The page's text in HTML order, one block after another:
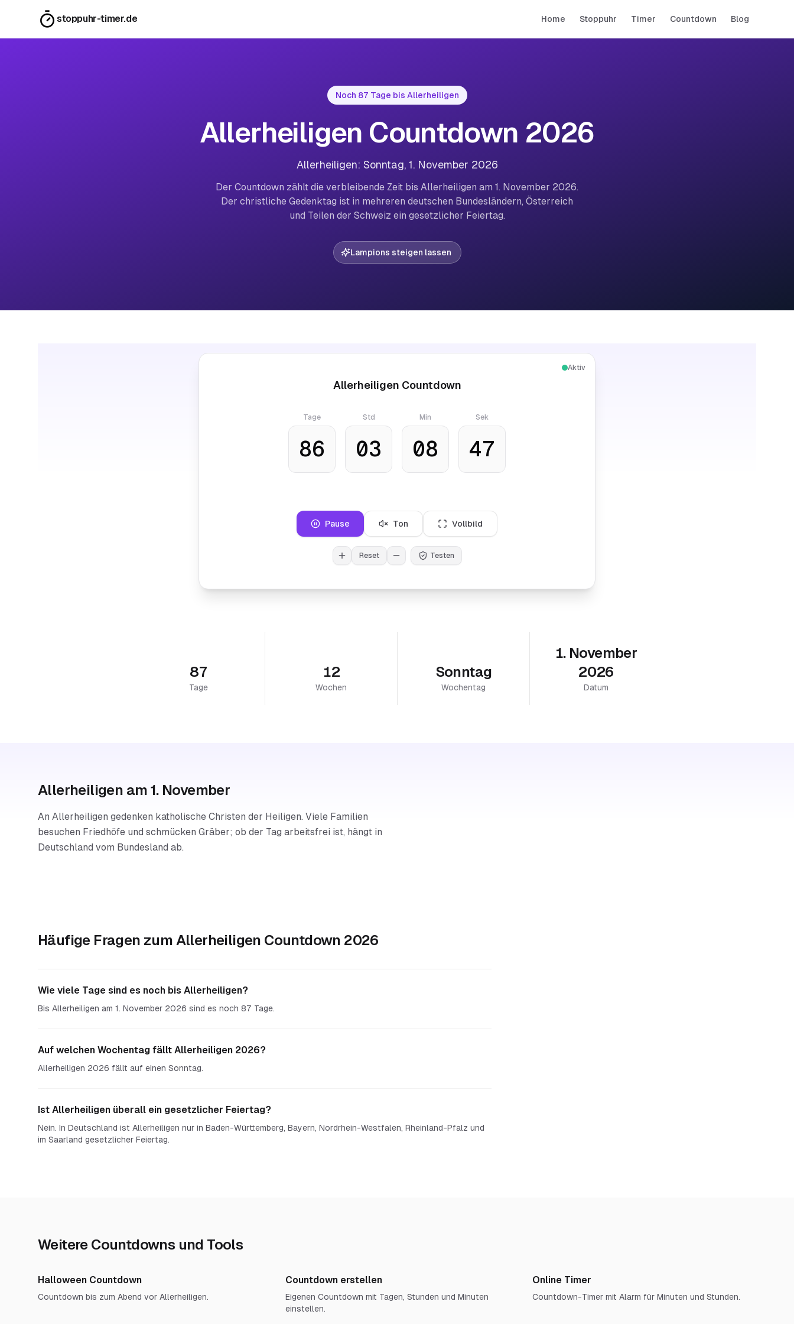
stoppuhr-timer.de Home Stoppuhr Timer Countdown Blog
Noch 87 Tage bis Allerheiligen
Allerheiligen Countdown 2026
Allerheiligen: Sonntag, 1. November 2026
Der Countdown zählt die verbleibende Zeit bis Allerheiligen am 1. November 2026.
Der christliche Gedenktag ist in mehreren deutschen Bundesländern, Österreich
und Teilen der Schweiz ein gesetzlicher Feiertag.
Lampions steigen lassen
Aktiv
Allerheiligen Countdown
Tage
86
Std
03
Min
08
Sek
46
Pause Ton Vollbild
Reset Testen
Tage
87
Wochen
12
Wochentag
Sonntag
Datum
1. November
2026
Allerheiligen am 1. November
An Allerheiligen gedenken katholische Christen der Heiligen. Viele Familien
besuchen Friedhöfe und schmücken Gräber; ob der Tag arbeitsfrei ist, hängt in
Deutschland vom Bundesland ab.
Häufige Fragen zum Allerheiligen Countdown 2026
Wie viele Tage sind es noch bis Allerheiligen?
Bis Allerheiligen am 1. November 2026 sind es noch 87 Tage.
Auf welchen Wochentag fällt Allerheiligen 2026?
Allerheiligen 2026 fällt auf einen Sonntag.
Ist Allerheiligen überall ein gesetzlicher Feiertag?
Nein. In Deutschland ist Allerheiligen nur in Baden-Württemberg, Bayern, Nordrhein-Westfalen, Rheinland-Pfalz und
im Saarland gesetzlicher Feiertag.
Weitere Countdowns und Tools
Halloween Countdown
Countdown bis zum Abend vor Allerheiligen.
Countdown erstellen
Eigenen Countdown mit Tagen, Stunden und Minuten
einstellen.
Online Timer
Countdown-Timer mit Alarm für Minuten und Stunden.